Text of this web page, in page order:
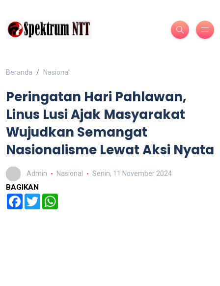
Beranda Nasional
Peringatan Hari Pahlawan,
Linus Lusi Ajak Masyarakat
Wujudkan Semangat
Nasionalisme Lewat Aksi Nyata
Admin Nasional Senin, 11 November 2024
BAGIKAN
Facebook
Twitter